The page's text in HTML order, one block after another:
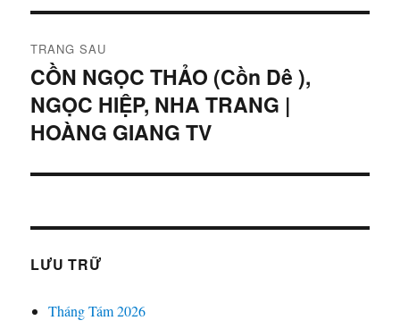
TRANG SAU
Bài
tiếp
theo:
CỒN NGỌC THẢO (Cồn Dê ),
NGỌC HIỆP, NHA TRANG |
HOÀNG GIANG TV
LƯU TRỮ
Tháng Tám 2026